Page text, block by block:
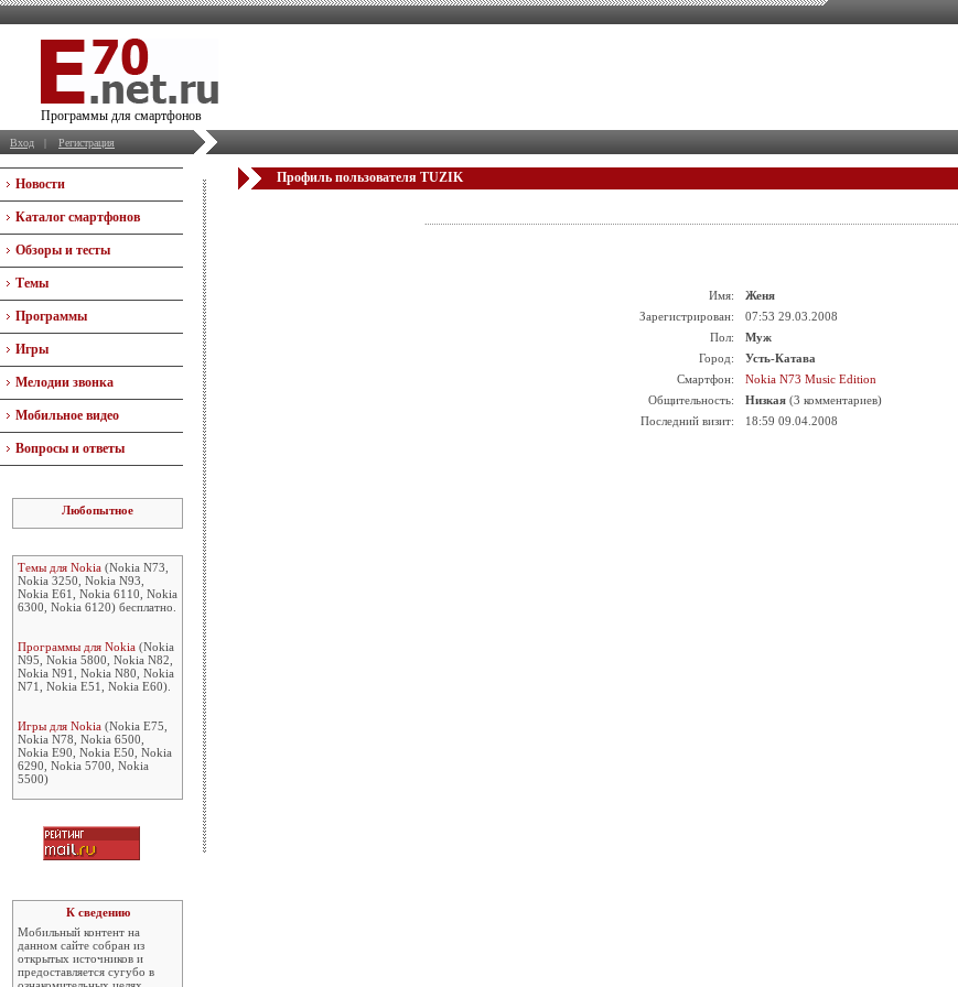
Программы для смартфонов
Вход | Регистрация
Новости
Каталог смартфонов
Обзоры и тесты
Темы
Программы
Игры
Мелодии звонка
Мобильное видео
Вопросы и ответы
Любопытное
Темы для Nokia (Nokia N73,
Nokia 3250, Nokia N93,
Nokia E61, Nokia 6110, Nokia
6300, Nokia 6120) бесплатно.
Программы для Nokia (Nokia
N95, Nokia 5800, Nokia N82,
Nokia N91, Nokia N80, Nokia
N71, Nokia E51, Nokia E60).
Игры для Nokia (Nokia E75,
Nokia N78, Nokia 6500,
Nokia E90, Nokia E50, Nokia
6290, Nokia 5700, Nokia
5500)
К сведению
Мобильный контент на
данном сайте собран из
открытых источников и
предоставляется сугубо в
Профиль пользователя TUZIK
Имя:
Женя
Зарегистрирован:
07:53 29.03.2008
Пол:
Муж
Город:
Усть-Катава
Смартфон:
Nokia N73 Music Edition
Общительность:
Низкая (3 комментариев)
Последний визит:
18:59 09.04.2008